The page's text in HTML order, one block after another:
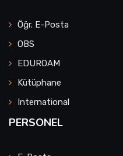
Öğr. E-Posta
OBS
EDUROAM
Kütüphane
International
PERSONEL